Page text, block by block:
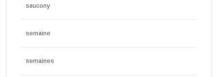
saucony
semaine
semaines